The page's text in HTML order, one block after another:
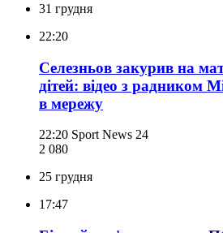
31 грудня
22:20
Селезньов закурив на
дітей: відео з радником
в мережу
22:20 Sport News 24
2 080
25 грудня
17:47